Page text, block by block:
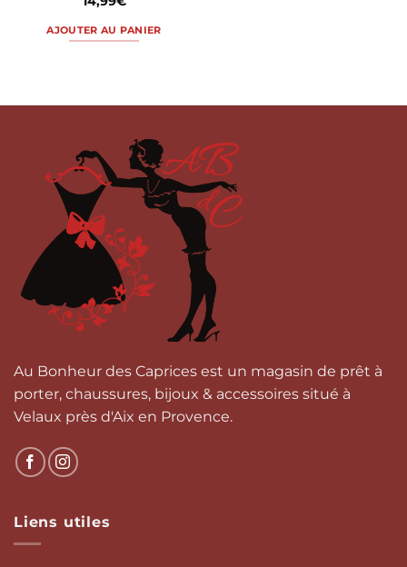
AJOUTER AU PANIER
Au Bonheur des Caprices est un magasin de prêt à
porter, chaussures, bijoux & accessoires situé à
Velaux près d'Aix en Provence.
Liens utiles